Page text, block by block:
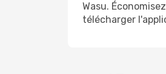
Wasu.
télécharger